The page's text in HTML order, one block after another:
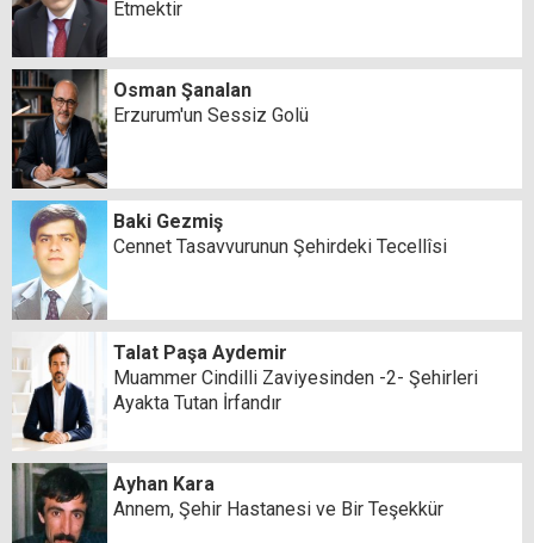
Etmektir
Osman Şanalan
Erzurum'un Sessiz Golü
Baki Gezmiş
Cennet Tasavvurunun Şehirdeki Tecellîsi
Talat Paşa Aydemir
Muammer Cindilli Zaviyesinden -2- Şehirleri
Ayakta Tutan İrfandır
Ayhan Kara
Annem, Şehir Hastanesi ve Bir Teşekkür